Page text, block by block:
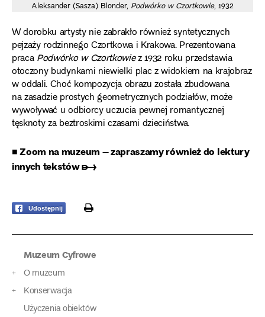
Aleksander (Sasza) Blonder, Podwórko w Czortkowie, 1932
W dorobku artysty nie zabrakło również syntetycznych
pejzaży rodzinnego Czortkowa i Krakowa. Prezentowana
pracaPodwórko w Czortkowiez 1932 roku przedstawia
otoczony budynkami niewielki plac z widokiem na krajobraz
w oddali. Choć kompozycja obrazu została zbudowana
na zasadzie prostych geometrycznych podziałów, może
wywoływać u odbiorcy uczucia pewnej romantycznej
tęsknoty za beztroskimi czasami dzieciństwa.
■ Zoom na muzeum – zapraszamy również do lektury
innych tekstów ➸
Udostępnij print
Muzeum Cyfrowe
O muzeum
Konserwacja
Użyczenia obiektów